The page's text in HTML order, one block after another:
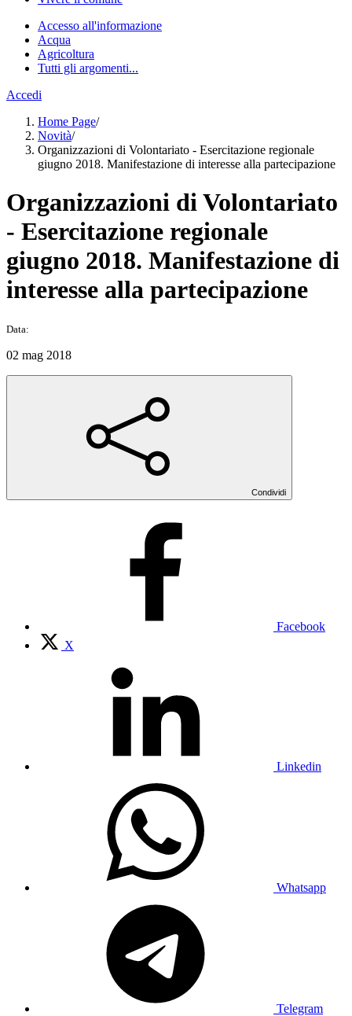
Accesso all'informazione
Acqua
Agricoltura
Tutti gli argomenti...
Accedi
Home Page/
Novità/
Organizzazioni di Volontariato - Esercitazione regionale
giugno 2018. Manifestazione di interesse alla partecipazione
Organizzazioni di Volontariato
- Esercitazione regionale
giugno 2018. Manifestazione di
interesse alla partecipazione
Data:
02 mag 2018
Condividi
Facebook
X
Linkedin
Whatsapp
Telegram